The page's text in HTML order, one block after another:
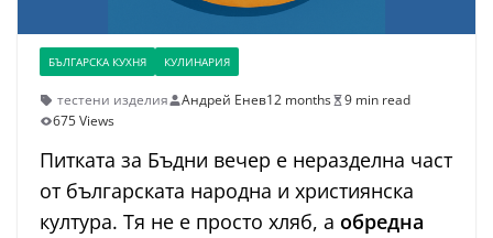
БЪЛГАРСКА КУХНЯ КУЛИНАРИЯ
тестени изделия Андрей Енев12 months
9 min read
675 Views
Питката за Бъдни вечер е неразделна част
от българската народна и християнска
култура. Тя не е просто хляб, а обредна